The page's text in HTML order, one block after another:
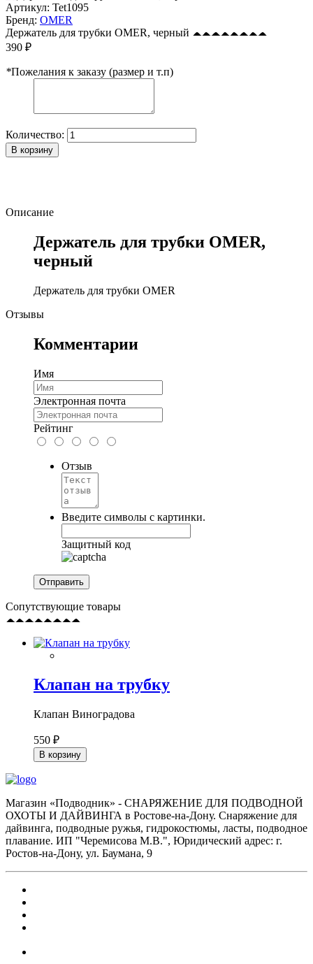
Артикул: Tet1095
Бренд: OMER
Держатель для трубки OMER, черный
390 ₽
*Пожелания к заказу (размер и т.п)
Количество:
В корзину
Описание
Держатель для трубки OMER,
черный
Держатель для трубки OMER
Отзывы
Комментарии
Имя
Электронная почта
Рейтинг
Отзыв
Введите символы с картинки.
Защитный код
Сопутствующие товары
Клапан на трубку
Клапан Виноградова
550 ₽
В корзину
Магазин «Подводник» - СНАРЯЖЕНИЕ ДЛЯ ПОДВОДНОЙ
ОХОТЫ И ДАЙВИНГА в Ростове-на-Дону. Снаряжение для
дайвинга, подводные ружья, гидрокостюмы, ласты, подводное
плавание. ИП "Черемисова М.В.", Юридический адрес: г.
Ростов-на-Дону, ул. Баумана, 9